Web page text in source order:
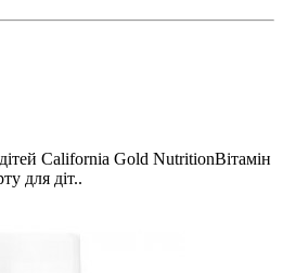
California Gold NutritionВітамін
для діт..